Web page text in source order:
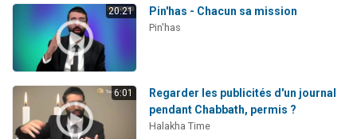
20:21 Pin'has - Chacun sa mission
Pin'has
6:01
Regarder les publicités d'un journal
pendant Chabbath, permis ?
Halakha Time